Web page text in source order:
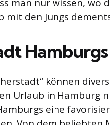
man nur wissen, wo
mit den Jungs
Hamburgs
können
Urlaub in Hamburg
eine